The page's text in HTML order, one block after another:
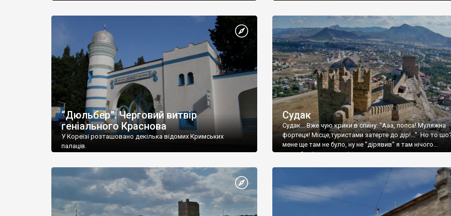
“Дюльбер”. Черговий витвір
геніального Краснова
У Кореїзі розташовано декілька відомих Кримських
палаців.
Судак
Судак... Вже чую крики в спину: "Ааа, попса! Муляжна
фортеця! Місце,туристами затерте до дір!..." Но то
мене ще там не було, ну не "дірявив" я там нічого...
принаймні до цього літа.